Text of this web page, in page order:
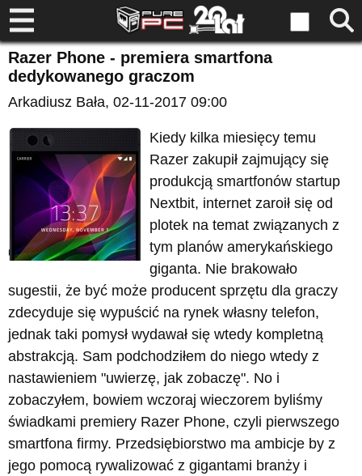
Razer Phone - premiera smartfona
dedykowanego graczom
Arkadiusz Bała, 02-11-2017 09:00
Kiedy kilka miesięcy temu
Razer zakupił zajmujący się
produkcją smartfonów startup
Nextbit, internet zaroił się od
plotek na temat związanych z
tym planów amerykańskiego
giganta. Nie brakowało
sugestii, że być może producent sprzętu dla graczy
zdecyduje się wypuścić na rynek własny telefon,
jednak taki pomysł wydawał się wtedy kompletną
abstrakcją. Sam podchodziłem do niego wtedy z
nastawieniem "uwierzę, jak zobaczę". No i
zobaczyłem, bowiem wczoraj wieczorem byliśmy
świadkami premiery Razer Phone, czyli pierwszego
smartfona firmy. Przedsiębiorstwo ma ambicje by z
jego pomocą rywalizować z gigantami branży i